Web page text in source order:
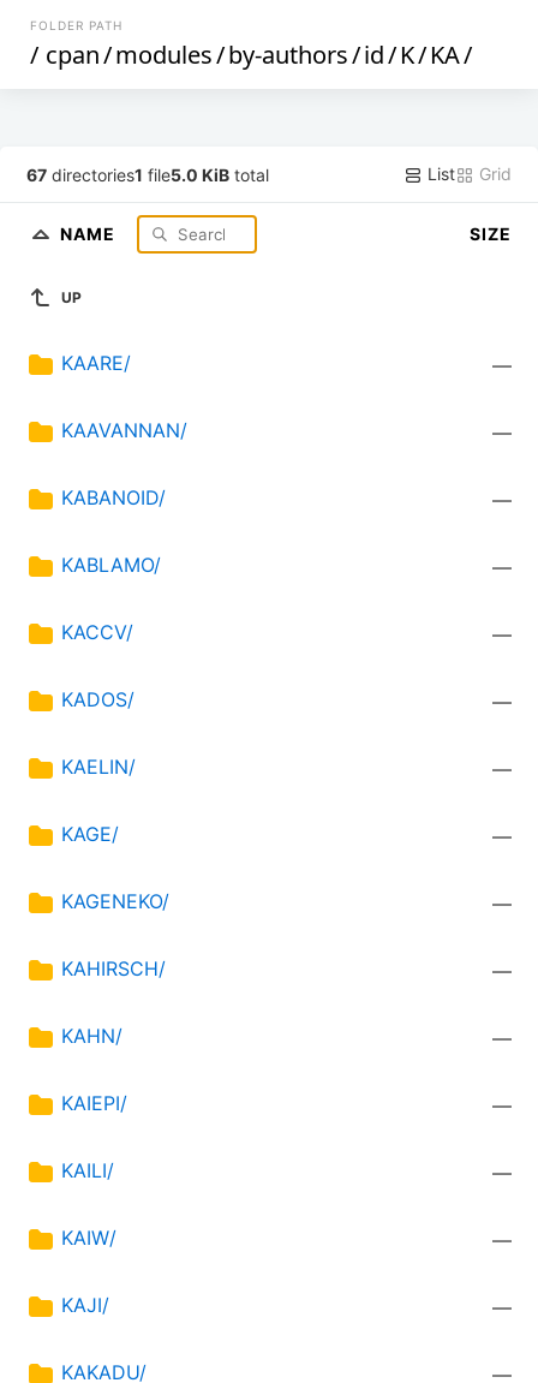
FOLDER PATH
/ cpan/modules/by-authors/id/K/KA/
67 directories1 file5.0 KiB total List Grid
NAME SIZE
UP
KAARE/ —
KAAVANNAN/ —
KABANOID/ —
KABLAMO/ —
KACCV/ —
KADOS/ —
KAELIN/ —
KAGE/ —
KAGENEKO/ —
KAHIRSCH/ —
KAHN/ —
KAIEPI/ —
KAILI/ —
KAIW/ —
KAJI/ —
KAKADU/ —